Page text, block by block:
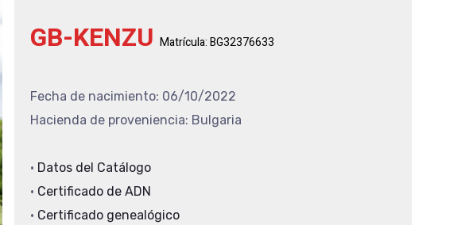
GB-KENZU Matrícula: BG32376633
Fecha de nacimiento: 06/10/2022
Hacienda de proveniencia: Bulgaria
• Datos del Catálogo
• Certificado de ADN
• Certificado genealógico